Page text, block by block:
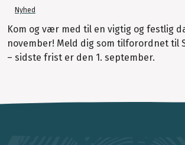
Nyhed
Kom og vær med til en vigtig og festlig
november! Meld dig som tilforordnet til
– sidste frist er den 1. september.